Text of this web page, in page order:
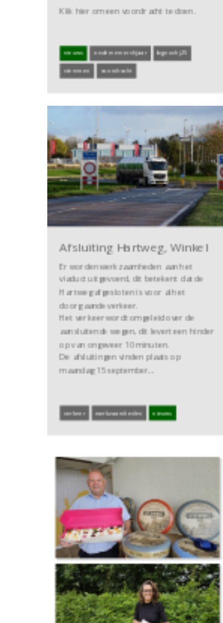
Klik hier om een voordracht te doen.
nieuws ondernemervhjaar bgnovhj25
stemmen voordracht
Afsluiting Hartweg, Winkel
Er worden werkzaamheden aan het
viaduct uitgevoerd, dit betekent dat de
Hartweg afgesloten is voor al het
doorgaande verkeer.
Het verkeer wordt omgeleid over de
aansluitende wegen, dit levert een hinder
op van ongeveer 10 minuten.
De afsluitingen vinden plaats op
maandag 15 september…
verkeer werkzaamheden nieuws